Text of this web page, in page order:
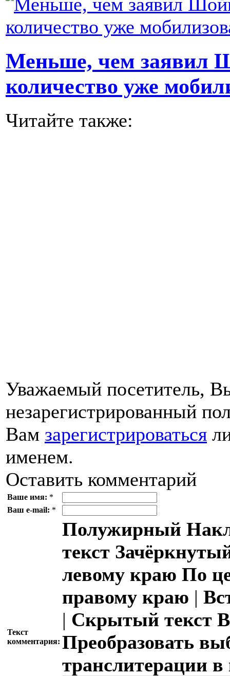
Меньше, чем заявил
количество уже
Читайте также:
Уважаемый посетитель,
незарегистрированный
Вам зарегистрироваться
именем.
Оставить комментарий
Ваше имя: *
Ваш e-mail: *
Текст
комментария:
Полужирный
текст
левому краю По
правому краю |
| Скрытый текст
Преобразовать
транслитерации